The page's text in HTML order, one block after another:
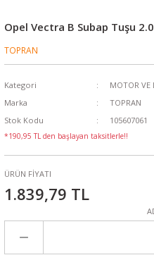
Opel Vectra B Subap Tuşu
TOPRAN
Kategori
MOTOR VE
Marka
TOPRAN
Stok Kodu
105607061
*190,95 TL den başlayan taksitlerle!!
ÜRÜN FİYATI
1.839,79 TL